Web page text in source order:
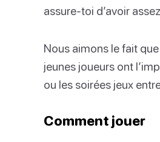
assure-toi d’avoir
Nous aimons le fait
jeunes joueurs ont
ou les soirées jeux
Comment jouer